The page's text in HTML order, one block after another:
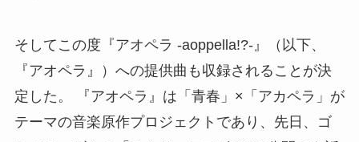
そしてこの度『アオペラ -aoppella!?-』（以下、
『アオペラ』）への提供曲も収録されることが決
定した。 『アオペラ』は「青春」×「アカペラ」が
テーマの音楽原作プロジェクトであり、先日、ゴ